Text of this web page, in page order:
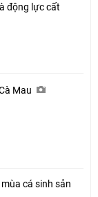
động lực cất
Mau
cá sinh sản